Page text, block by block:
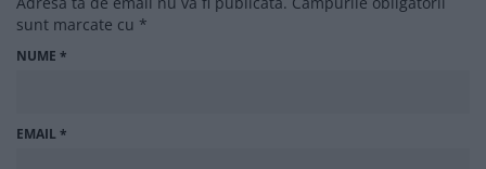
sunt marcate cu *
NUME *
EMAIL*